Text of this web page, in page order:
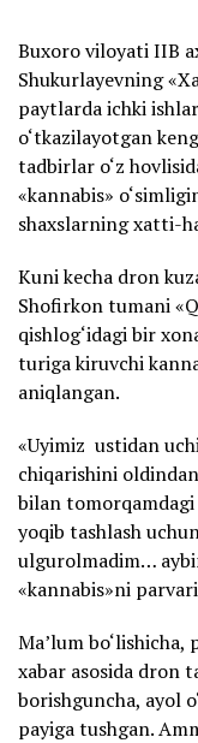
Buxoro viloyati IIB
Shukurlayevning
paytlarda ichki
o‘tkazilayotgan
tadbirlar o‘z
«kannabis»
shaxslarning xatti-
Kuni kecha dron
Shofirkon tumani
qishlog‘idagi bir
turiga kiruvchi
aniqlangan.
«Uyimiz ustidan
chiqarishini
bilan
yoqib tashlash
ulgurolmadim…
«kannabis»ni
Ma’lum
xabar asosida dron
borishguncha, ayol
payiga tushgan.